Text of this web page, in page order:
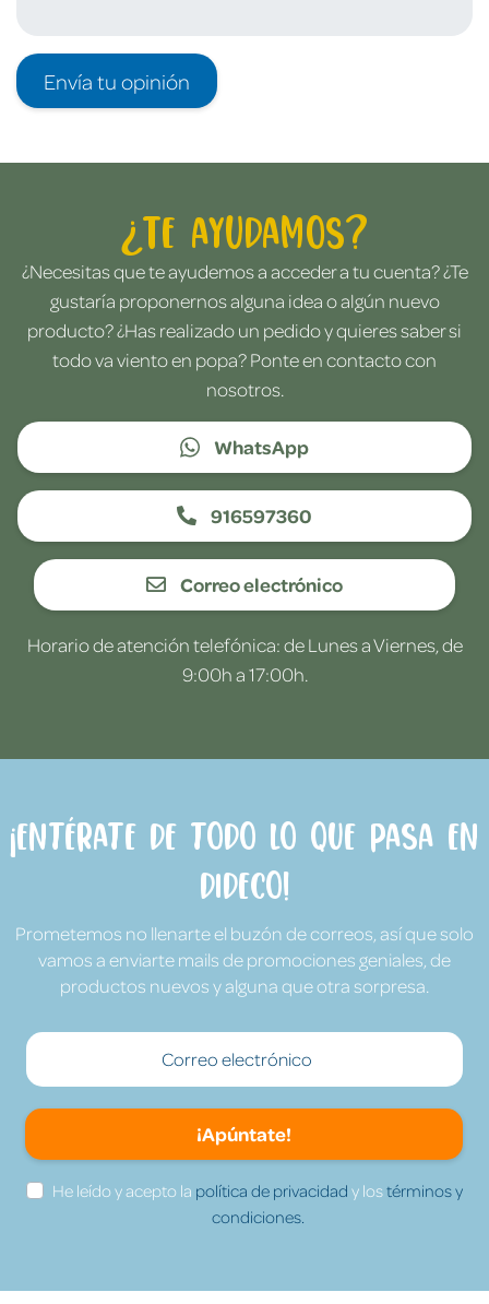
Envía tu opinión
¿Te ayudamos?
¿Necesitas que te ayudemos a acceder a tu cuenta? ¿Te
gustaría proponernos alguna idea o algún nuevo
producto? ¿Has realizado un pedido y quieres saber si
todo va viento en popa? Ponte en contacto con
nosotros.
WhatsApp
916597360
Correo electrónico
Horario de atención telefónica: de Lunes a Viernes, de
9:00h a 17:00h.
¡Entérate de todo lo que pasa en
Dideco!
Prometemos no llenarte el buzón de correos, así que solo
vamos a enviarte mails de promociones geniales, de
productos nuevos y alguna que otra sorpresa.
¡Apúntate!
He leído y acepto la política de privacidad y lostérminos y
condiciones.